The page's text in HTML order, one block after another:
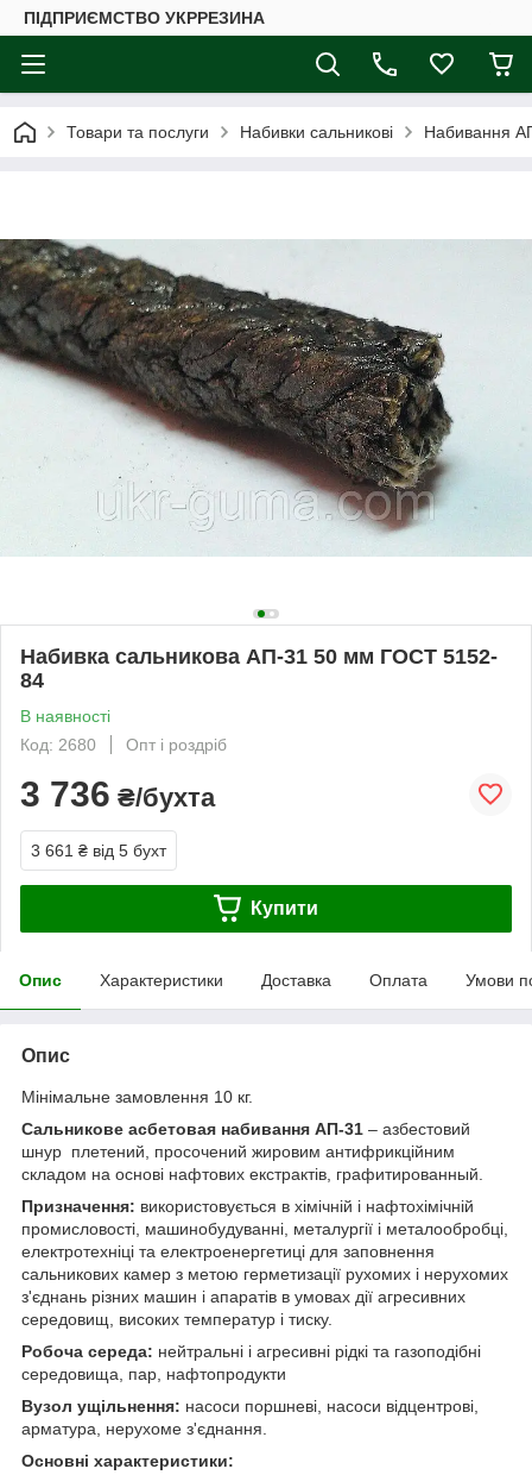
ПІДПРИЄМСТВО УКРРЕЗИНА
Товари та послуги Набивки сальникові Набивання
Набивка сальникова АП-31 50 мм ГОСТ 5152-
84
В наявності
Код: 2680
Опт і роздріб
3 736 ₴/бухта
3 661 ₴ від 5 бухт
Купити
Опис Характеристики Доставка Оплата Умови
Опис
Мінімальне замовлення 10 кг.
Сальникове асбетовая набивання АП-31 – азбестовий
шнур плетений, просочений жировим антифрикційним
складом на основі нафтових екстрактів, графитированный.
Призначення: використовується в хімічній і нафтохімічній
промисловості, машинобудуванні, металургії і металообробці,
електротехніці та електроенергетиці для заповнення
сальникових камер з метою герметизації рухомих і нерухомих
з'єднань різних машин і апаратів в умовах дії агресивних
середовищ, високих температур і тиску.
Робоча середа: нейтральні і агресивні рідкі та газоподібні
середовища, пар, нафтопродукти
Вузол ущільнення: насоси поршневі, насоси відцентрові,
арматура, нерухоме з'єднання.
Основні характеристики: